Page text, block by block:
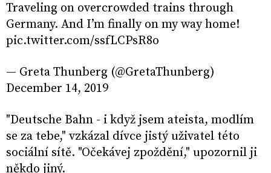
Traveling on overcrowded trains through
Germany. And I’m finally on my way home!
pic.twitter.com/ssfLCPsR8o
— Greta Thunberg (@GretaThunberg)
December 14, 2019
"Deutsche Bahn - i když jsem ateista, modlím
se za tebe," vzkázal dívce jistý uživatel této
sociální sítě. "Očekávej zpoždění," upozornil ji
někdo jiný.